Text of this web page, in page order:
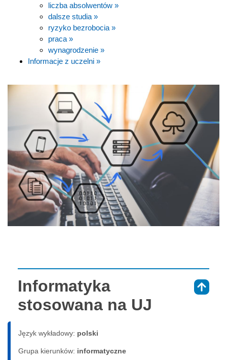
liczba absolwentów »
dalsze studia »
ryzyko bezrobocia »
praca »
wynagrodzenie »
Informacje z uczelni »
Informatyka
stosowana na UJ
Język wykładowy: polski
Grupa kierunków: informatyczne